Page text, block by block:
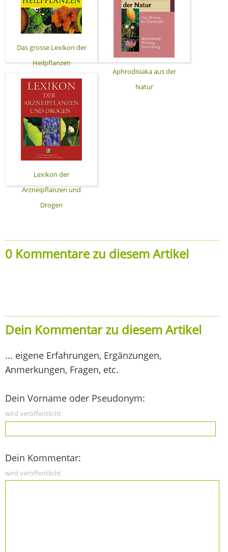
Das grosse Lexikon der
Heilpflanzen
Aphrodisiaka aus der
Natur
Lexikon der
Arzneipflanzen und
Drogen
0 Kommentare zu diesem Artikel
Dein Kommentar zu diesem Artikel
... eigene Erfahrungen, Ergänzungen,
Anmerkungen, Fragen, etc.
Dein Vorname oder Pseudonym:
wird veröffentlicht
Dein Kommentar:
wird veröffentlicht